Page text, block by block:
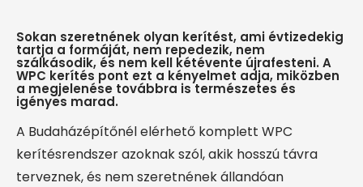
Sokan szeretnének olyan kerítést, ami évtizedekig
tartja a formáját, nem repedezik, nem
szálkásodik, és nem kell kétévente újrafesteni. A
WPC kerítés pont ezt a kényelmet adja, miközben
a megjelenése továbbra is természetes és
igényes marad.
A Budaházépítőnél elérhető komplett WPC
kerítésrendszer azoknak szól, akik hosszú távra
terveznek, és nem szeretnének állandóan